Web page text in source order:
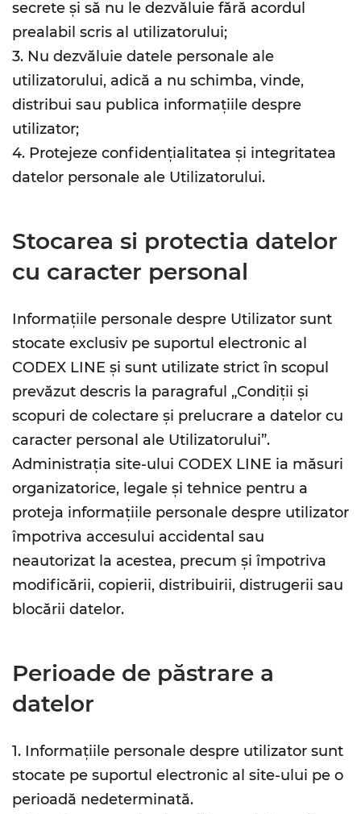
secrete și să nu le dezvăluie fără acordul
prealabil scris al utilizatorului;
3. Nu dezvăluie datele personale ale
utilizatorului, adică a nu schimba, vinde,
distribui sau publica informațiile despre
utilizator;
4. Protejeze confidențialitatea și integritatea
datelor personale ale Utilizatorului.
Stocarea si protectia datelor
cu caracter personal
Informațiile personale despre Utilizator sunt
stocate exclusiv pe suportul electronic al
CODEX LINE și sunt utilizate strict în scopul
prevăzut descris la paragraful „Condiții și
scopuri de colectare și prelucrare a datelor cu
caracter personal ale Utilizatorului”.
Administrația site-ului CODEX LINE ia măsuri
organizatorice, legale și tehnice pentru a
proteja informațiile personale despre utilizator
împotriva accesului accidental sau
neautorizat la acestea, precum și împotriva
modificării, copierii, distribuirii, distrugerii sau
blocării datelor.
Perioade de păstrare a
datelor
1. Informațiile personale despre utilizator sunt
stocate pe suportul electronic al site-ului pe o
perioadă nedeterminată.